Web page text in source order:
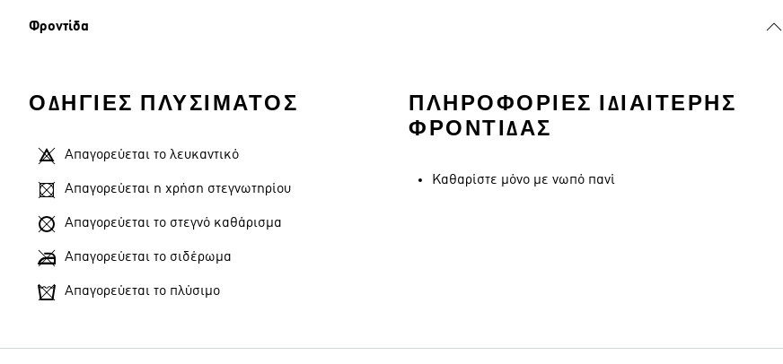
Φροντίδα
ΟΔΗΓΊΕΣ ΠΛΥΣΊΜΑΤΟΣ
Απαγορεύεται το λευκαντικό
Απαγορεύεται η χρήση στεγνωτηρίου
Απαγορεύεται το στεγνό καθάρισμα
Απαγορεύεται το σιδέρωμα
Απαγορεύεται το πλύσιμο
ΠΛΗΡΟΦΟΡΊΕΣ ΙΔΙΑΊΤΕΡΗΣ
ΦΡΟΝΤΊΔΑΣ
Καθαρίστε μόνο με νωπό πανί